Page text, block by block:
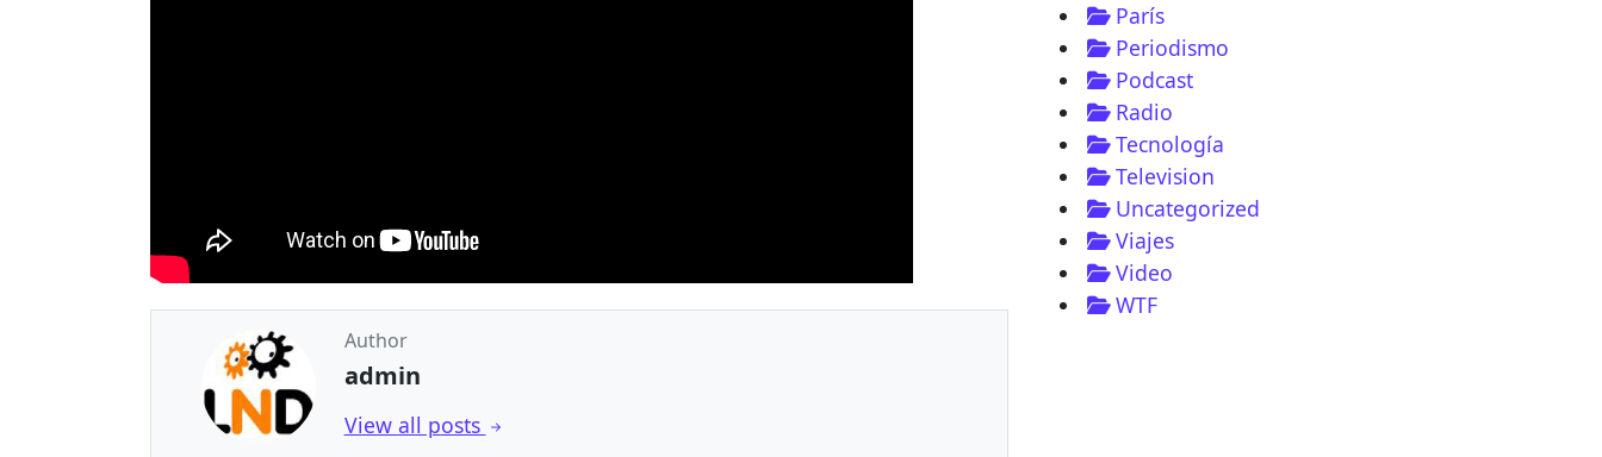
Author
admin
View all posts
París
Periodismo
Podcast
Radio
Tecnología
Television
Uncategorized
Viajes
Video
WTF